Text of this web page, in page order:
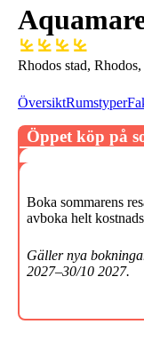
Rhodos stad,
ÖversiktRumstyper
Öppet köp på
Boka sommarens
avboka helt
Gäller nya
2027–30/10 2027.